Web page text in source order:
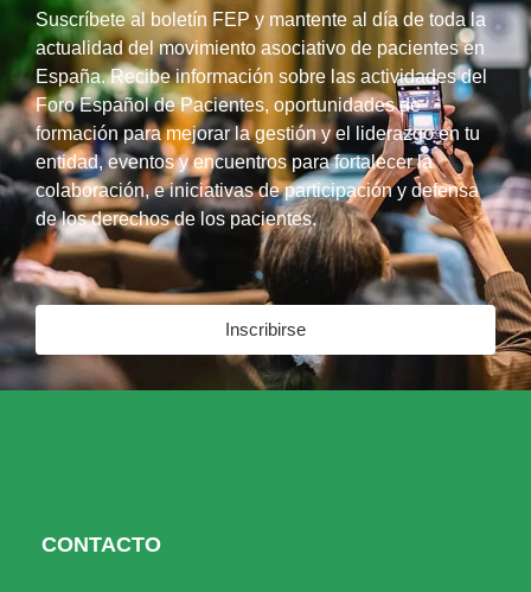
Suscríbete al boletín FEP y mantente al día de toda la
actualidad del movimiento asociativo de pacientes en
España. Recibe información sobre las actividades del
Foro Español de Pacientes, oportunidades de
formación para mejorar la gestión y el liderazgo en tu
entidad, eventos y encuentros para fortalecer la
colaboración, e iniciativas de participación y defensa
de los derechos de los pacientes.
Inscribirse
CONTACTO